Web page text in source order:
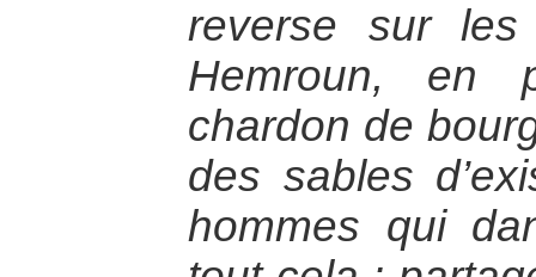
reverse sur
Hemroun, en
chardon de
des sables
hommes qui